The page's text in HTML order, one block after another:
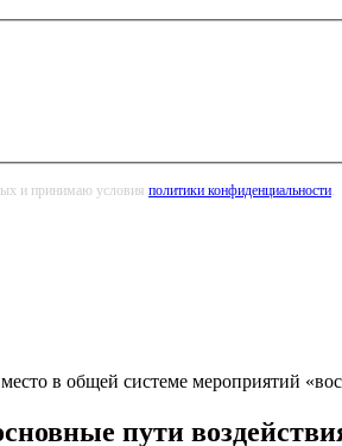
и принимаю условия политики конфиденциальности
в общей системе мероприятий
пути